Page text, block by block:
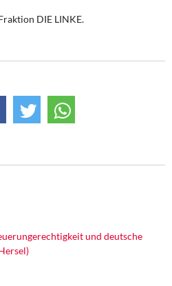
DIE LINKE.
und deutsche